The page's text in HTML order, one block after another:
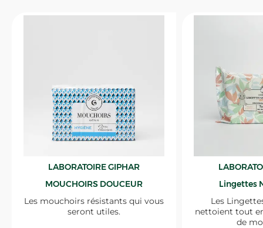
LABORATOIRE GIPHAR
MOUCHOIRS DOUCEUR
Les mouchoirs résistants qui vous
seront utiles.
Lingettes
Les
nettoient tout
de